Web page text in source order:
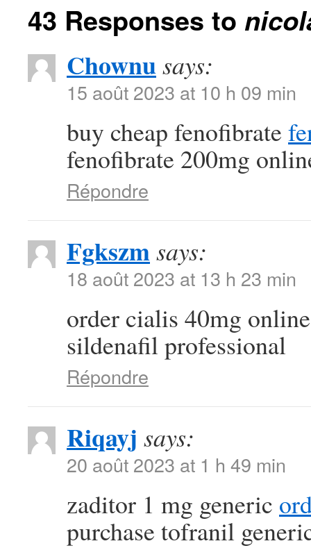
43 Responses to
Chownusays:
15 août 2023 at 10 h 09 min
buy cheap fenofibrate
fenofibrate 200mg
Répondre
Fgkszmsays:
18 août 2023 at 13 h 23 min
order cialis 40mg
sildenafil professional
Répondre
Riqayj says:
20 août 2023 at 1 h 49 min
zaditor 1 mg generic
purchase tofranil